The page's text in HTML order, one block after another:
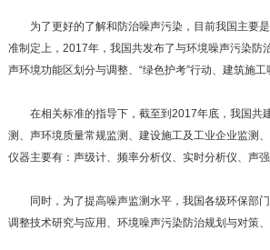
为了更好的了解和防治噪声污染，目前我国主要是
准制定上，2017年，我国共发布了与环境噪声污染防
声环境功能区划分与调整、“绿色护考”行动、建筑施
在相关标准的指导下，截至到2017年底，我国共
测、声环境质量常规监测、建设施工及工业企业监测
仪器主要有：声级计、频率分析仪、实时分析仪、声
同时，为了提高噪声监测水平，我国各级环保部门
调整技术研究与应用、环境噪声污染防治规划与对策